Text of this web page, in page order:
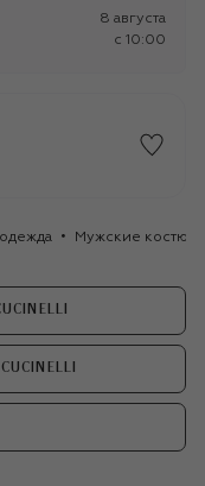
8 августа
c 10:00
Мужские